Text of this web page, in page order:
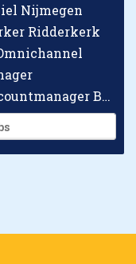
Nijmegen
Ridderkerk
Checkpoint Systems Key Accountmanager Benelux